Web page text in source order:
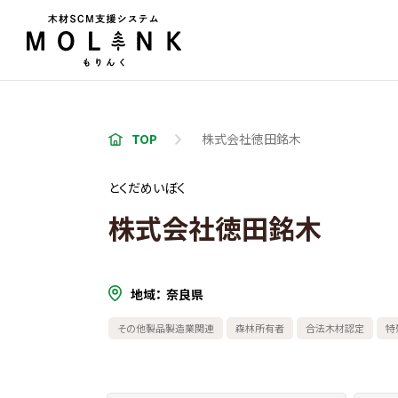
TOP 株式会社徳田銘木
とくだめいぼく
株式会社徳田銘木
地域 奈良県
その他製品製造業関連 森林所有者 合法木材認定 特